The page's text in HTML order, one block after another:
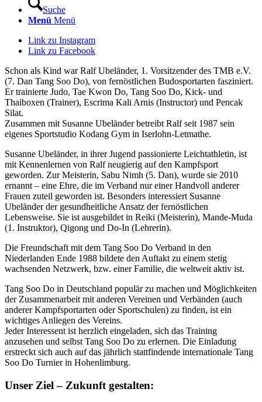
Suche
Menü Menü
Link zu Instagram
Link zu Facebook
Schon als Kind war Ralf Ubeländer, 1. Vorsitzender des TMB e.V.
(7. Dan Tang Soo Do), von fernöstlichen Budosportarten fasziniert.
Er trainierte Judo, Tae Kwon Do, Tang Soo Do, Kick- und
Thaiboxen (Trainer), Escrima Kali Arnis (Instructor) und Pencak
Silat.
Zusammen mit Susanne Ubeländer betreibt Ralf seit 1987 sein
eigenes Sportstudio Kodang Gym in Iserlohn-Letmathe.
Susanne Ubeländer, in ihrer Jugend passionierte Leichtathletin, ist
mit Kennenlernen von Ralf neugierig auf den Kampfsport
geworden. Zur Meisterin, Sabu Nimh (5. Dan), wurde sie 2010
ernannt – eine Ehre, die im Verband nur einer Handvoll anderer
Frauen zuteil geworden ist. Besonders interessiert Susanne
Ubeländer der gesundheitliche Ansatz der fernöstlichen
Lebensweise. Sie ist ausgebildet in Reiki (Meisterin), Mande-Muda
(1. Instruktor), Qigong und Do-In (Lehrerin).
Die Freundschaft mit dem Tang Soo Do Verband in den
Niederlanden Ende 1988 bildete den Auftakt zu einem stetig
wachsenden Netzwerk, bzw. einer Familie, die weltweit aktiv ist.
Tang Soo Do in Deutschland populär zu machen und Möglichkeiten
der Zusammenarbeit mit anderen Vereinen und Verbänden (auch
anderer Kampfsportarten oder Sportschulen) zu finden, ist ein
wichtiges Anliegen des Vereins.
Jeder Interessent ist herzlich eingeladen, sich das Training
anzusehen und selbst Tang Soo Do zu erlernen. Die Einladung
erstreckt sich auch auf das jährlich stattfindende internationale Tang
Soo Do Turnier in Hohenlimburg.
Unser Ziel – Zukunft gestalten: